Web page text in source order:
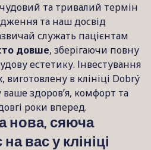
та тривалий термін
та наш досвід
служать пацієнтам
довше, зберігаючи повну
естетику. Інвестування
виготовлену в клініці Dobrý
ваше здоров’я, комфорт та
роки вперед.
нова, сяюча
вас у клініці